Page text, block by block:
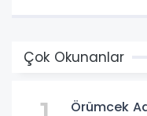
Çok Okunanlar
Örümcek